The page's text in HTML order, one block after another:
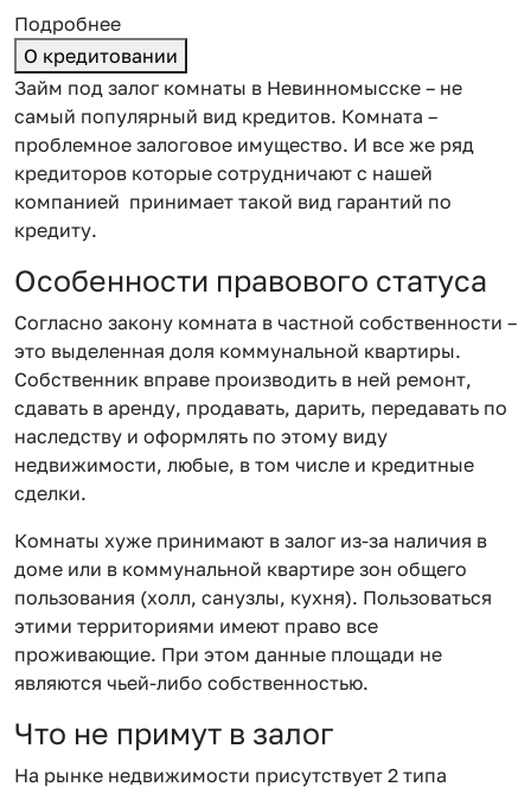
Подробнее
О кредитовании
Займ под залог комнаты в Невинномысске – не
самый популярный вид кредитов. Комната –
проблемное залоговое имущество. И все же ряд
кредиторов которые сотрудничают с нашей
компанией принимает такой вид гарантий по
кредиту.
Особенности правового статуса
Согласно закону комната в частной собственности –
это выделенная доля коммунальной квартиры.
Собственник вправе производить в ней ремонт,
сдавать в аренду, продавать, дарить, передавать по
наследству и оформлять по этому виду
недвижимости, любые, в том числе и кредитные
сделки.
Комнаты хуже принимают в залог из-за наличия в
доме или в коммунальной квартире зон общего
пользования (холл, санузлы, кухня). Пользоваться
этими территориями имеют право все
проживающие. При этом данные площади не
являются чьей-либо собственностью.
Что не примут в залог
На рынке недвижимости присутствует 2 типа